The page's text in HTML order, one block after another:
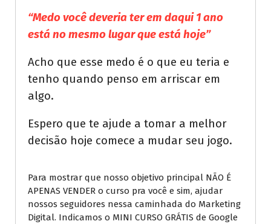
“Medo você deveria ter em daqui 1 ano
está no mesmo lugar que está hoje”
Acho que esse medo é o que eu teria e
tenho quando penso em arriscar em
algo.
Espero que te ajude a tomar a melhor
decisão hoje comece a mudar seu jogo.
Para mostrar que nosso objetivo principal NÃO É
APENAS VENDER o curso pra você e sim, ajudar
nossos seguidores nessa caminhada do Marketing
Digital. Indicamos o MINI CURSO GRÁTIS de Google